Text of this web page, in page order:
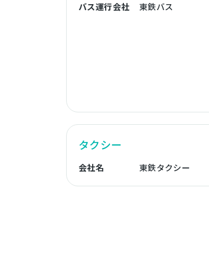
バス運行会社 東鉄バス
タクシー
会社名 東鉄タクシー